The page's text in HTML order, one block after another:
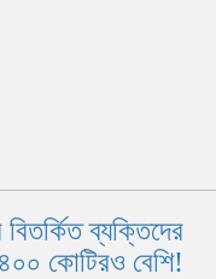
ব্যক্তিদের
কোটিরও বেশি!